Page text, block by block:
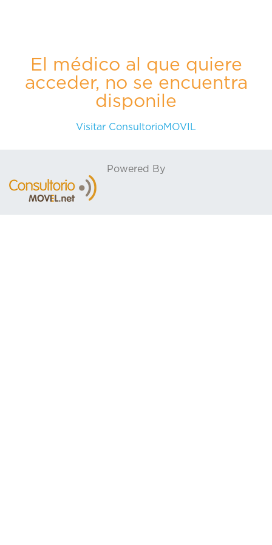
El médico al que quiere
acceder, no se encuentra
disponile
Visitar ConsultorioMOVIL
Powered By